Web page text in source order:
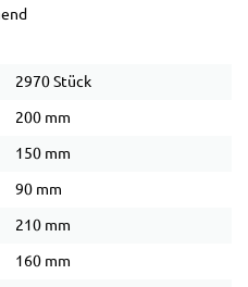
2970 Stück
200 mm
150 mm
90 mm
210 mm
160 mm